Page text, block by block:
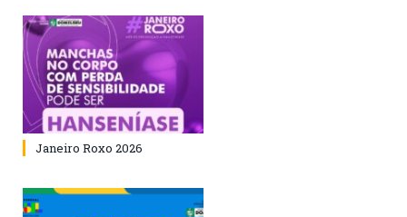
Janeiro Roxo 2026